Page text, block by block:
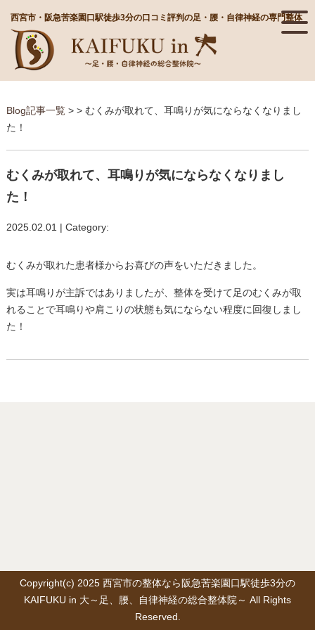
西宮市・阪急苦楽園口駅徒歩3分の口コミ評判の足・腰・自律神経の専門整体
Blog記事一覧> > むくみが取れて、耳鳴りが気にならなくなりまし
た！
むくみが取れて、耳鳴りが気にならなくなりまし
た！
2025.02.01 | Category:
むくみが取れた患者様からお喜びの声をいただきました。
実は耳鳴りが主訴ではありましたが、整体を受けて足のむくみが取
れることで耳鳴りや肩こりの状態も気にならない程度に回復しまし
た！
Copyright(c) 2025 西宮市の整体なら阪急苦楽園口駅徒歩3分の
KAIFUKU in 大～足、腰、自律神経の総合整体院～ All Rights
Reserved.